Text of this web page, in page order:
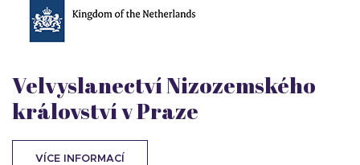
Velvyslanectví Nizozemského
království v Praze
VÍCE INFORMACÍ